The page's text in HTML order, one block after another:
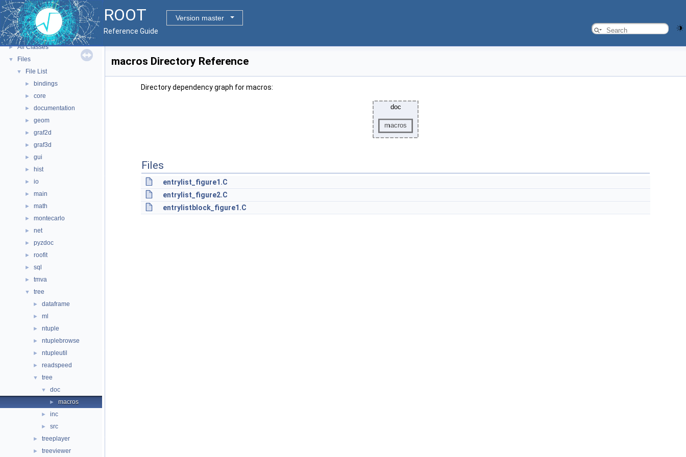
ROOT
Version master
Reference Guide
Python Interface
► ROOT Components
► Namespaces
► All Classes
▼ Files
▼ File List
► bindings
► core
► documentation
► geom
► graf2d
► graf3d
► gui
► hist
► io
► main
► math
► montecarlo
► net
► pyzdoc
► roofit
► sql
► tmva
▼ tree
► dataframe
► ml
► ntuple
► ntuplebrowse
► ntupleutil
► readspeed
▼ tree
▼ doc
► macros
► inc
► src
► treeplayer
► treeviewer
macros Directory Reference
Directory dependency graph for macros:
Files
entrylist_figure1.C
entrylist_figure2.C
entrylistblock_figure1.C